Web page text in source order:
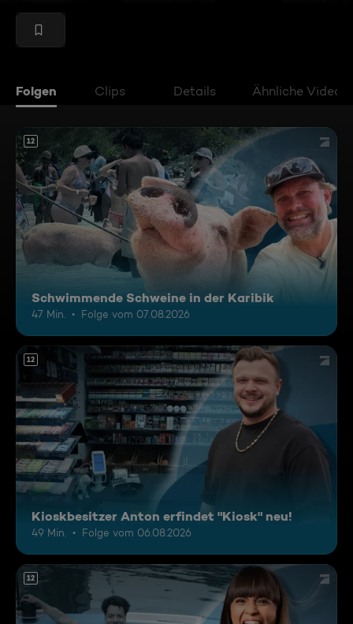
Folgen Clips Details Ähnliche Videos
12
Schwimmende Schweine in der Karibik
47 Min. Folge vom 07.08.2026
12
Kioskbesitzer Anton erfindet "Kiosk" neu!
49 Min. Folge vom 06.08.2026
12